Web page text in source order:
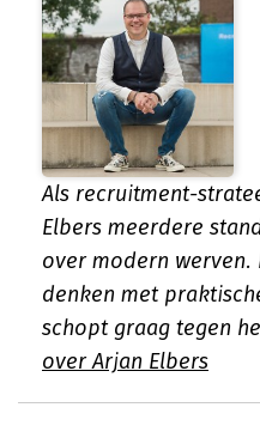
Als recruitment-
Elbers meerdere
over modern
denken met
schopt graag tegen
over Arjan Elbers